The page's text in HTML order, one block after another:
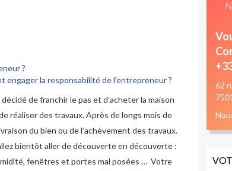
?
engager la responsabilité de l’entrepreneur ?
de franchir le pas et d’acheter la maison
réaliser des travaux. Après de longs mois de
du bien ou de l’achèvement des travaux.
bientôt aller de découverte en découverte :
fenêtres et portes mal posées … Votre
62